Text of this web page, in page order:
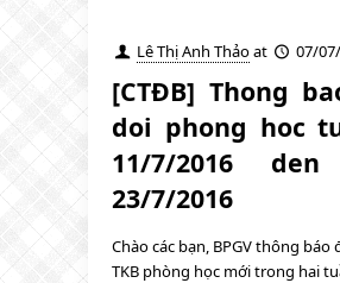
Lê Thị Anh Thảoat 07/
[CTĐB] Thong
doi phong hoc
11/7/2016
23/7/2016
Chào các bạn, BPGV thông báo
TKB phòng học mới trong hai